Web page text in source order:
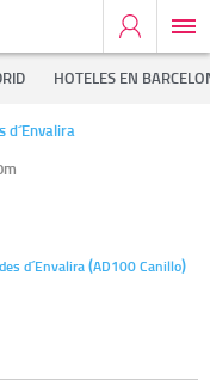
HOTELES EN
d´Envalira
d´Envalira(AD100Canillo)